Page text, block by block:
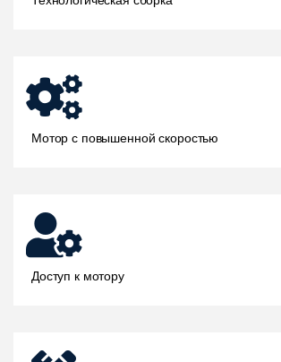
Мотор с повышенной скоростью
Доступ к мотору